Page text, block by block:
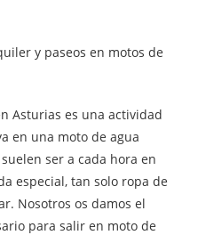
y paseos en motos de
Asturias es una actividad
en una moto de agua
ser a cada hora en
especial, tan solo ropa de
Nosotros os damos el
para salir en moto de